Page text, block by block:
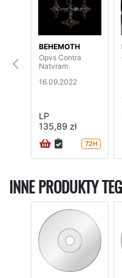
BEHEMOTH
Opvs Contra
Natvram
16.09.2022
LP
135,89 zł
72H
INNE PRODUKTY